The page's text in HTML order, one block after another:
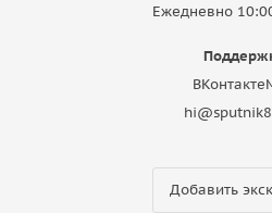
Ежедневно
ВКонтакте
Добавить